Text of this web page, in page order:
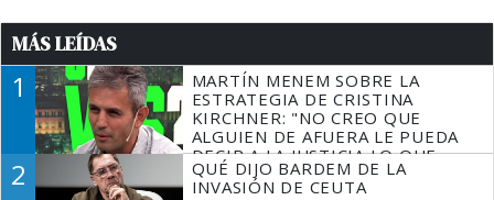
MÁS LEÍDAS
1
MARTÍN MENEM SOBRE LA
ESTRATEGIA DE CRISTINA
KIRCHNER: "NO CREO QUE
ALGUIEN DE AFUERA LE PUEDA
DECIR A LA JUSTICIA LO QUE
TIENE QUE HACER"
2
QUÉ DIJO BARDEM DE LA
INVASIÓN DE CEUTA